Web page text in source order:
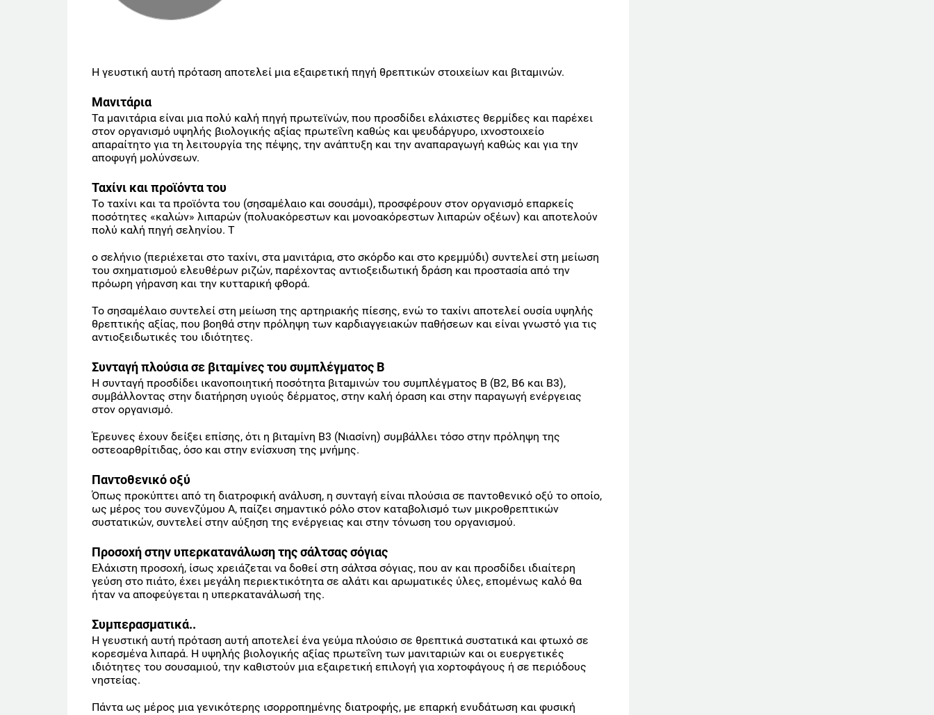
Η γευστική αυτή πρόταση αποτελεί μια εξαιρετική πηγή θρεπτικών στοιχείων και βιταμινών.
Μανιτάρια
Τα μανιτάρια είναι μια πολύ καλή πηγή πρωτεϊνών, που προσδίδει ελάχιστες θερμίδες και παρέχει
στον οργανισμό υψηλής βιολογικής αξίας πρωτεΐνη καθώς και ψευδάργυρο, ιχνοστοιχείο
απαραίτητο για τη λειτουργία της πέψης, την ανάπτυξη και την αναπαραγωγή καθώς και για την
αποφυγή μολύνσεων.
Ταχίνι και προϊόντα του
Το ταχίνι και τα προϊόντα του (σησαμέλαιο και σουσάμι), προσφέρουν στον οργανισμό επαρκείς
ποσότητες «καλών» λιπαρών (πολυακόρεστων και μονοακόρεστων λιπαρών οξέων) και αποτελούν
πολύ καλή πηγή σεληνίου. Τ
ο σελήνιο (περιέχεται στο ταχίνι, στα μανιτάρια, στο σκόρδο και στο κρεμμύδι) συντελεί στη μείωση
του σχηματισμού ελευθέρων ριζών, παρέχοντας αντιοξειδωτική δράση και προστασία από την
πρόωρη γήρανση και την κυτταρική φθορά.
Το σησαμέλαιο συντελεί στη μείωση της αρτηριακής πίεσης, ενώ το ταχίνι αποτελεί ουσία υψηλής
θρεπτικής αξίας, που βοηθά στην πρόληψη των καρδιαγγειακών παθήσεων και είναι γνωστό για τις
αντιοξειδωτικές του ιδιότητες.
Συνταγή πλούσια σε βιταμίνες του συμπλέγματος Β
Η συνταγή προσδίδει ικανοποιητική ποσότητα βιταμινών του συμπλέγματος Β (Β2, Β6 και Β3),
συμβάλλοντας στην διατήρηση υγιούς δέρματος, στην καλή όραση και στην παραγωγή ενέργειας
στον οργανισμό.
Έρευνες έχουν δείξει επίσης, ότι η βιταμίνη Β3 (Νιασίνη) συμβάλλει τόσο στην πρόληψη της
οστεοαρθρίτιδας, όσο και στην ενίσχυση της μνήμης.
Παντοθενικό οξύ
Όπως προκύπτει από τη διατροφική ανάλυση, η συνταγή είναι πλούσια σε παντοθενικό οξύ το οποίο,
ως μέρος του συνενζύμου Α, παίζει σημαντικό ρόλο στον καταβολισμό των μικροθρεπτικών
συστατικών, συντελεί στην αύξηση της ενέργειας και στην τόνωση του οργανισμού.
Προσοχή στην υπερκατανάλωση της σάλτσας σόγιας
Ελάχιστη προσοχή, ίσως χρειάζεται να δοθεί στη σάλτσα σόγιας, που αν και προσδίδει ιδιαίτερη
γεύση στο πιάτο, έχει μεγάλη περιεκτικότητα σε αλάτι και αρωματικές ύλες, επομένως καλό θα
ήταν να αποφεύγεται η υπερκατανάλωσή της.
Συμπερασματικά..
Η γευστική αυτή πρόταση αυτή αποτελεί ένα γεύμα πλούσιο σε θρεπτικά συστατικά και φτωχό σε
κορεσμένα λιπαρά. Η υψηλής βιολογικής αξίας πρωτεΐνη των μανιταριών και οι ευεργετικές
ιδιότητες του σουσαμιού, την καθιστούν μια εξαιρετική επιλογή για χορτοφάγους ή σε περιόδους
νηστείας.
Πάντα ως μέρος μια γενικότερης ισορροπημένης διατροφής, με επαρκή ενυδάτωση και φυσική